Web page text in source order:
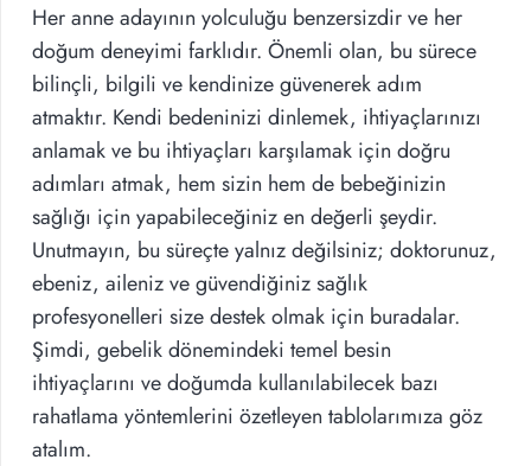
Her anne adayının yolculuğu benzersizdir ve her
doğum deneyimi farklıdır. Önemli olan, bu sürece
bilinçli, bilgili ve kendinize güvenerek adım
atmaktır. Kendi bedeninizi dinlemek, ihtiyaçlarınızı
anlamak ve bu ihtiyaçları karşılamak için doğru
adımları atmak, hem sizin hem de bebeğinizin
sağlığı için yapabileceğiniz en değerli şeydir.
Unutmayın, bu süreçte yalnız değilsiniz; doktorunuz,
ebeniz, aileniz ve güvendiğiniz sağlık
profesyonelleri size destek olmak için buradalar.
Şimdi, gebelik dönemindeki temel besin
ihtiyaçlarını ve doğumda kullanılabilecek bazı
rahatlama yöntemlerini özetleyen tablolarımıza göz
atalım.